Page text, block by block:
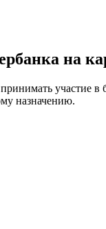
на
участие в
назначению.